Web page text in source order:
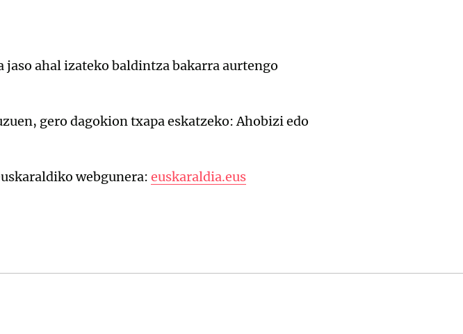
ahal izateko baldintza bakarra aurtengo
gero dagokion txapa eskatzeko: Ahobizi edo
webgunera: euskaraldia.eus